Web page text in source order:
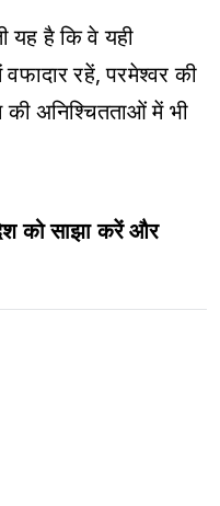
यह है कि वे यही
रहें, परमेश्वर की
अनिश्चितताओं में भी
को साझा करें और